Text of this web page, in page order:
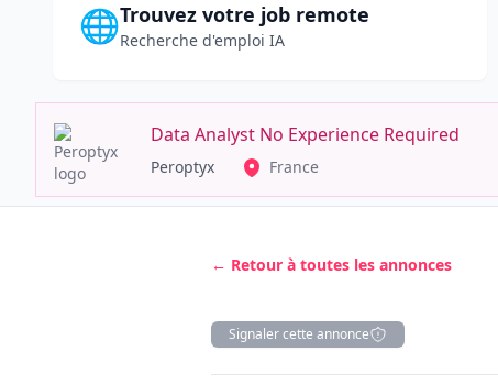
🌐Trouvez votre job remote
Recherche d'emploi IA
Data Analyst No Experience Required
Peroptyx France
← Retour à toutes les annonces
Signaler cette annonce